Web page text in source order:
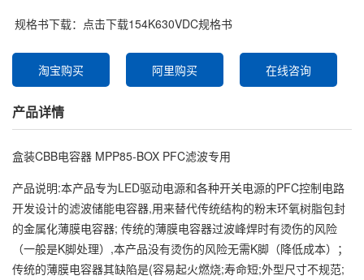
规格书下载： 点击下载154K630VDC规格书
淘宝购买 阿里购买 在线咨询
产品详情
盒装CBB电容器 MPP85-BOX PFC滤波专用
产品说明:本产品专为LED驱动电源和各种开关电源的PFC控制电路
开发设计的滤波储能电容器,用来替代传统结构的粉末环氧树脂包封
的金属化薄膜电容器; 传统的薄膜电容器过波峰焊时有烫伤的风险
（一般是K脚处理）,本产品没有烫伤的风险无需K脚（降低成本）；
传统的薄膜电容器其缺陷是(容易起火燃烧;寿命短;外型尺寸不规范;